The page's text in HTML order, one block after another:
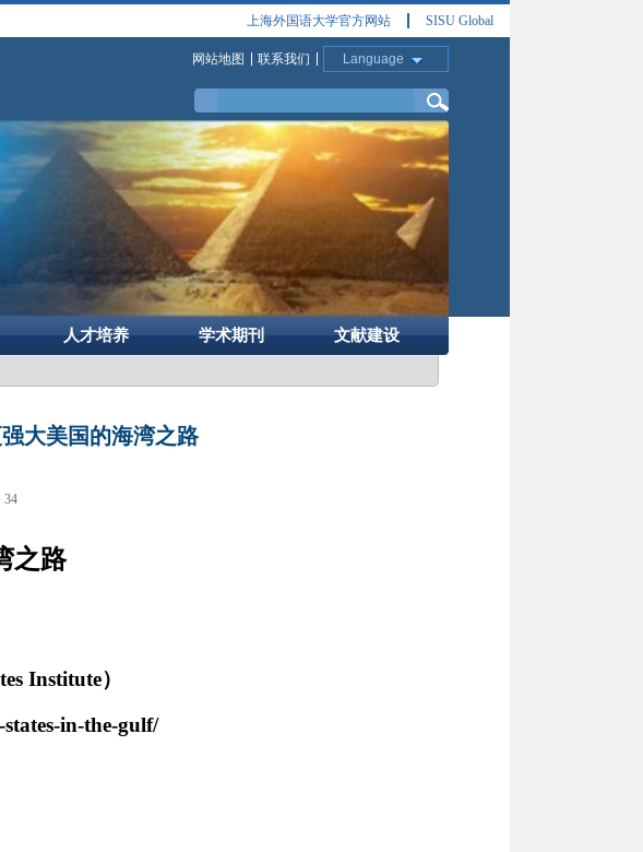
上海外国语大学官方网站 SISU Global
网站地图 联系我们 Language
人才培养 学术期刊 文献建设
大美国的海湾之路
34
之路
Institute）
in-the-gulf/